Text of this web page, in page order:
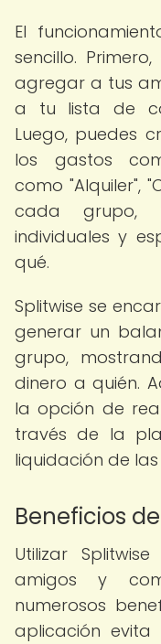
El
sencillo.
agregar a tus
a tu lista de
Luego, puedes
los gastos
como "Alquiler",
cada grupo,
individuales y
qué.
Splitwise se
generar un
grupo,
dinero a quién.
la opción de
través de la
liquidación de
Beneficios
Utilizar
amigos y
numerosos
aplicación evita